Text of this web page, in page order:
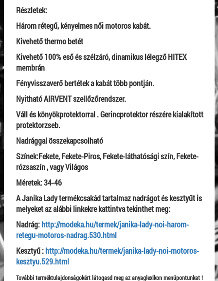
Részletek:
Három rétegű, kényelmes női motoros kabát.
Kivehető thermo betét
Kivehető 100% eső és szélzáró, dinamikus lélegző HITEX
membrán
Fényvisszaverő bertétek a kabát több pontján.
Nyitható AIRVENT szellőzőrendszer.
Váll és könyökprotektorral . Gerincprotektor részére kialakított
protektorzseb.
Nadrággal összekapcsolható
Színek:Fekete, Fekete-Piros, Fekete-láthatósági szín, Fekete-
rózsaszín , vagy Világos
Méretek: 34-46
A Janika Lady termékcsakád tartalmaz nadrágot és kesztyűt is
melyeket az alábbi linkekre kattintva tekinthet meg:
Nadrág:http://modeka.hu/termek/janika-lady-noi-harom-
retegu-motoros-nadrag.530.html
Kesztyű :http://modeka.hu/termek/janika-lady-noi-motoros-
kesztyu.529.html
További terméktulajdonságokért látogasd meg az anyaglexikon menüpontunkat !